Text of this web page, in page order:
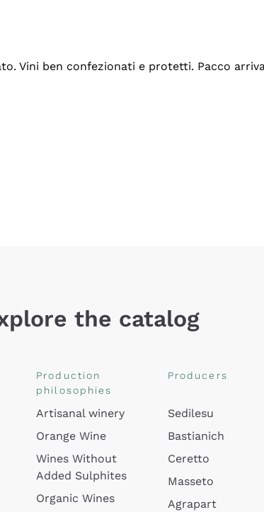
Vini ben confezionati e protetti. Pacco
the catalog
Production
philosophies
Artisanal winery
Orange Wine
Wines Without
Added Sulphites
Organic Wines
Producers
Sedilesu
Bastianich
Ceretto
Masseto
Agrapart